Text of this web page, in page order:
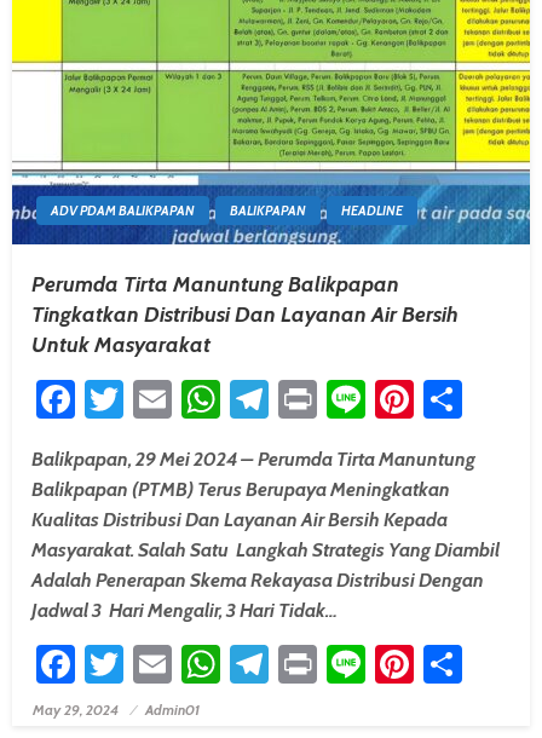
ADV PDAM BALIKPAPAN BALIKPAPAN HEADLINE
Perumda Tirta Manuntung Balikpapan
Tingkatkan Distribusi Dan Layanan Air Bersih
Untuk Masyarakat
Facebook
Twitter
EmailWhatsApp
Telegram
PrintLine
Balikpapan, 29 Mei 2024 – Perumda Tirta Manuntung
Balikpapan (PTMB) Terus Berupaya Meningkatkan
Kualitas Distribusi Dan Layanan Air Bersih Kepada
Masyarakat. Salah Satu Langkah Strategis Yang Diambil
Adalah Penerapan Skema Rekayasa Distribusi Dengan
Jadwal 3 Hari Mengalir, 3 Hari Tidak…
Facebook
Twitter
EmailWhatsApp
Telegram
PrintLine
Posted On
May 29, 2024 Admin01